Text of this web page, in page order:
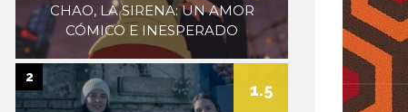
CHAO, LA SIRENA: UN AMOR
CÓMICO E INESPERADO
1.5
2